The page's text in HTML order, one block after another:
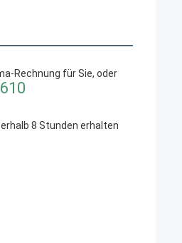
Rechnung für Sie, oder
8 Stunden erhalten